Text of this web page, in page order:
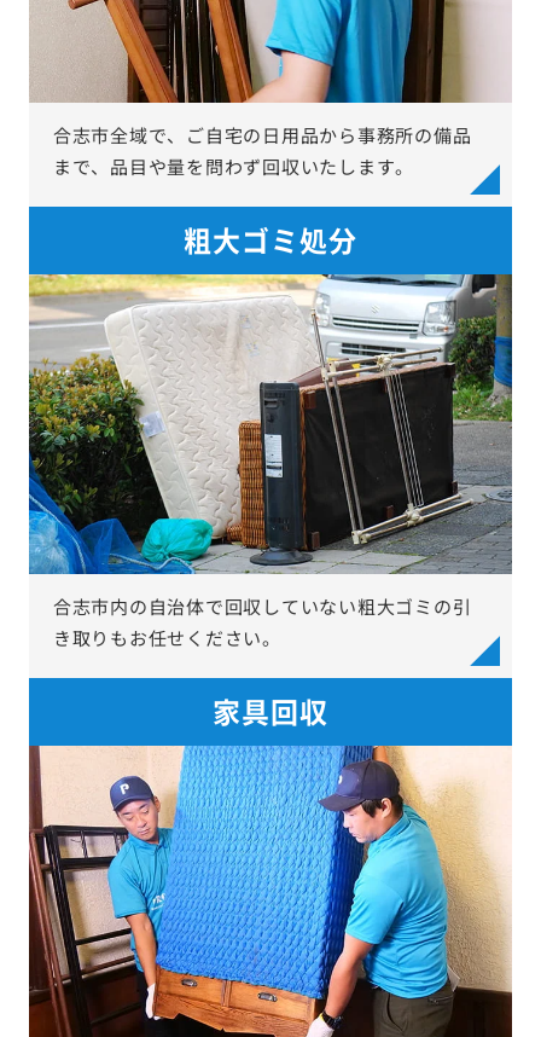
合志市全域で、ご自宅の日用品から事務所の備品
まで、品目や量を問わず回収いたします。
粗大ゴミ処分
合志市内の自治体で回収していない粗大ゴミの引
き取りもお任せください。
家具回収